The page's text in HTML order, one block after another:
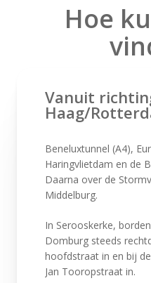
Hoe
Vanuit
Haag/
Beneluxtunnel (A4),
Haringvlietdam en de
Daarna over de
Middelburg.
In Serooskerke,
Domburg steeds
hoofdstraat in en bij
Jan Tooropstraat in.